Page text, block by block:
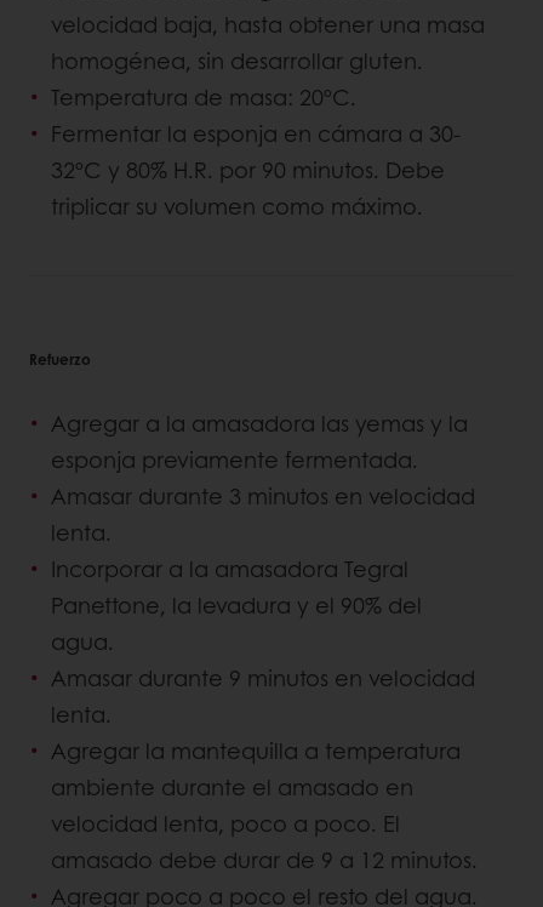
velocidad baja, hasta obtener una masa
homogénea, sin desarrollar gluten.
Temperatura de masa: 20ºC.
Fermentar la esponja en cámara a 30-
32ºC y 80% H.R. por 90 minutos. Debe
triplicar su volumen como máximo.
Refuerzo
Agregar a la amasadora las yemas y la
esponja previamente fermentada.
Amasar durante 3 minutos en velocidad
lenta.
Incorporar a la amasadora Tegral
Panettone, la levadura y el 90% del
agua.
Amasar durante 9 minutos en velocidad
lenta.
Agregar la mantequilla a temperatura
ambiente durante el amasado en
velocidad lenta, poco a poco. El
amasado debe durar de 9 a 12 minutos.
Agregar poco a poco el resto del agua.